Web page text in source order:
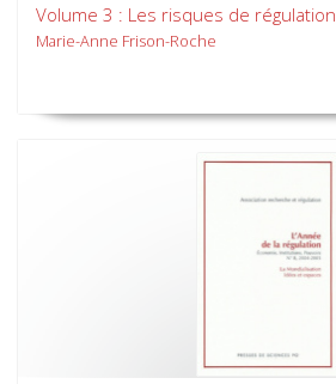
Volume 3 : Les risques de régulation
Marie-Anne Frison-Roche